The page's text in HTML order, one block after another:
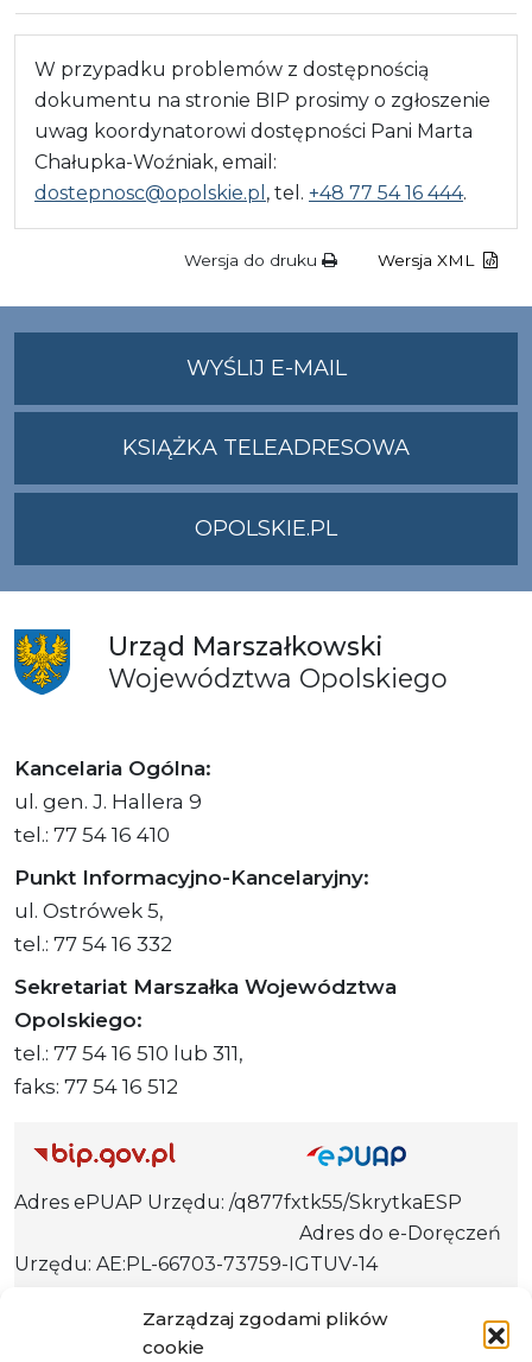
Zarządzaj zgodami plików
cookie
W przypadku problemów z dostępnością
dokumentu na stronie BIP prosimy o zgłoszenie
uwag koordynatorowi dostępności Pani Marta
Chałupka-Woźniak, email:
dostepnosc@opolskie.pl , tel. +48 77 54 16 444.
Wersja do druku Wersja XML
WYŚLIJ E-MAILNA
ADRES
KSIĄŻKA TELEADRESOWA
OPOLSKIE.PL
Urząd Marszałkowski
Województwa Opolskiego
Kancelaria Ogólna:
ul. gen. J. Hallera 9
tel.: 77 54 16 410
Punkt Informacyjno-Kancelaryjny:
ul. Ostrówek 5,
tel.: 77 54 16 332
Sekretariat Marszałka Województwa
Opolskiego:
tel.: 77 54 16 510 lub 311,
faks: 77 54 16 512
Adres ePUAP Urzędu: /q877fxtk55/SkrytkaESP
Adres do e-Doręczeń
Urzędu: AE:PL-66703-73759-IGTUV-14